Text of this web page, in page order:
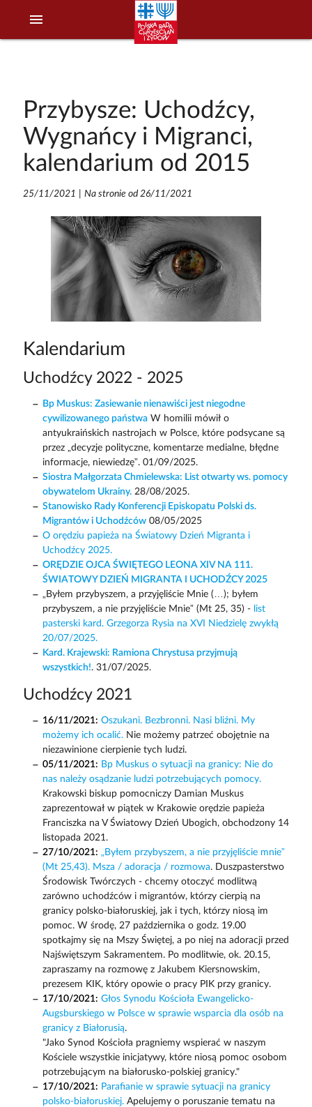
menu
Przybysze: Uchodźcy,
Wygnańcy i Migranci,
kalendarium od 2015
25/11/2021 Na stronie od 26/11/2021
Kalendarium
Uchodźcy 2022 - 2025
Bp Muskus: Zasiewanie nienawiści jest niegodne
cywilizowanego państwaW homilii mówił o
antyukraińskich nastrojach w Polsce, które podsycane są
przez „decyzje polityczne, komentarze medialne, błędne
informacje, niewiedzę”. 01/09/2025.
Siostra Małgorzata Chmielewska: List otwarty ws. pomocy
obywatelom Ukrainy.28/08/2025.
Stanowisko Rady Konferencji Episkopatu Polski ds.
Migrantów i Uchodźców08/05/2025
O orędziu papieża na Światowy Dzień Migranta i
Uchodźcy 2025.
ORĘDZIE OJCA ŚWIĘTEGO LEONA XIV NA 111.
ŚWIATOWY DZIEŃ MIGRANTA I UCHODŹCY 2025
„Byłem przybyszem, a przyjęliście Mnie (…); byłem
przybyszem, a nie przyjęliście Mnie” (Mt 25, 35) - list
pasterski kard. Grzegorza Rysia na XVI Niedzielę zwykłą
20/07/2025.
Kard. Krajewski: Ramiona Chrystusa przyjmują
wszystkich!. 31/07/2025.
Uchodźcy 2021
16/11/2021: Oszukani. Bezbronni. Nasi bliźni. My
możemy ich ocalić.Nie możemy patrzeć obojętnie na
niezawinione cierpienie tych ludzi.
05/11/2021: Bp Muskus o sytuacji na granicy: Nie do
nas należy osądzanie ludzi potrzebujących pomocy.
Krakowski biskup pomocniczy Damian Muskus
zaprezentował w piątek w Krakowie orędzie papieża
Franciszka na V Światowy Dzień Ubogich, obchodzony 14
listopada 2021.
27/10/2021:
„Byłem przybyszem, a nie przyjęliście mnie”
(Mt 25,43). Msza / adoracja / rozmowa. Duszpasterstwo
Środowisk Twórczych - chcemy otoczyć modlitwą
zarówno uchodźców i migrantów, którzy cierpią na
granicy polsko-białoruskiej, jak i tych, którzy niosą im
pomoc. W środę, 27 października o godz. 19.00
spotkajmy się na Mszy Świętej, a po niej na adoracji przed
Najświętszym Sakramentem. Po modlitwie, ok. 20.15,
zapraszamy na rozmowę z Jakubem Kiersnowskim,
prezesem KIK, który opowie o pracy PIK przy granicy.
17/10/2021: Głos Synodu Kościoła Ewangelicko-
Augsburskiego w Polsce w sprawie wsparcia dla osób na
granicy z Białorusią.
"Jako Synod Kościoła pragniemy wspierać w naszym
Kościele wszystkie inicjatywy, które niosą pomoc osobom
potrzebującym na białorusko-polskiej granicy."
17/10/2021: Parafianie w sprawie sytuacji na granicy
polsko-białoruskiej.Apelujemy o poruszanie tematu na